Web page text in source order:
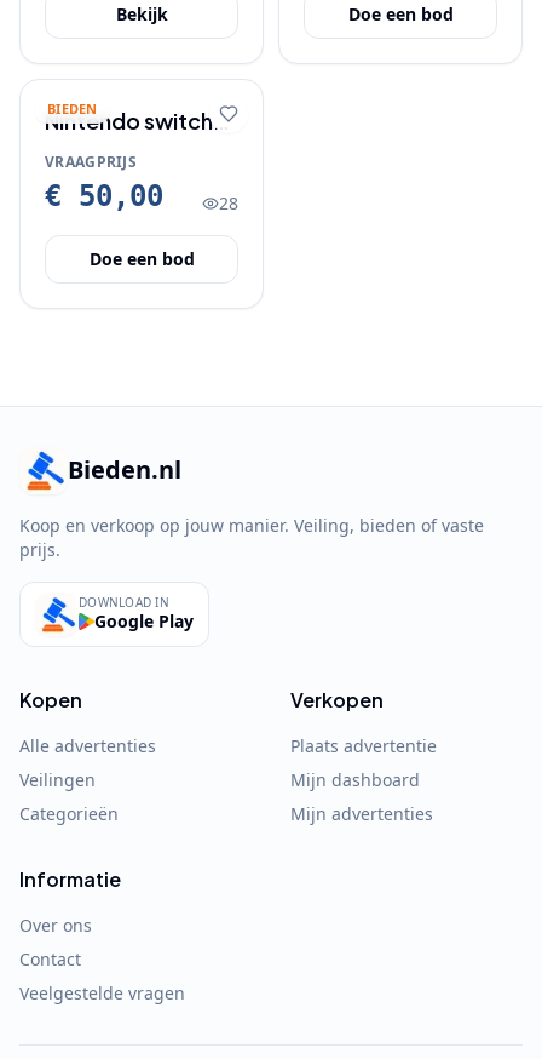
Bekijk Doe een bod
BIEDEN
Nintendo switch
met accesoires
VRAAGPRIJS
€ 50,00 28
Doe een bod
Bieden.nl
Koop en verkoop op jouw manier. Veiling, bieden of vaste
prijs.
DOWNLOAD IN
Google Play
Kopen
Alle advertenties
Veilingen
Categorieën
Verkopen
Plaats advertentie
Mijn dashboard
Mijn advertenties
Informatie
Over ons
Contact
Veelgestelde vragen